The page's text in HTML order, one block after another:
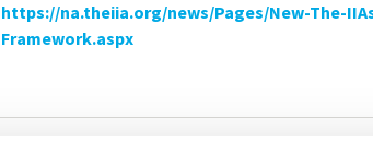
https://na.theiia.org/news/Pages/New-The-
Framework.aspx